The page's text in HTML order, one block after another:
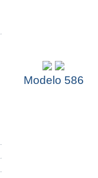
Modelo 586